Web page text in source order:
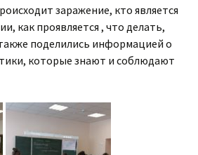
заражение, кто является
как проявляется , что делать,
поделились информацией о
которые знают и соблюдают